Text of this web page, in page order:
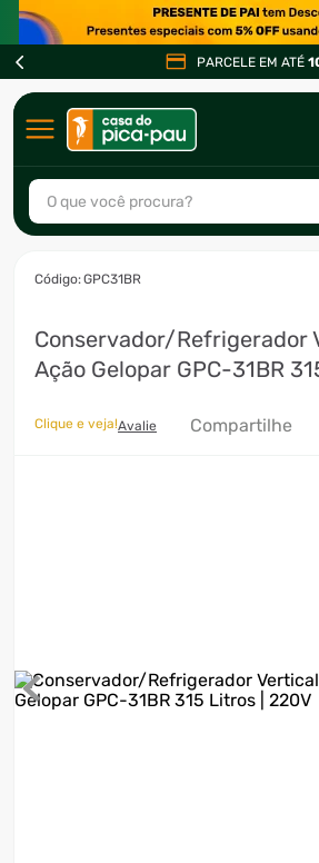
PARCELE EM ATÉ
O que você procura?
:GPC31BR
Conservador/Refrigerador
Ação Gelopar GPC-31BR
Clique e veja!Avalie Compartilhe
2º
fogão
3º
freezer
4º
forno